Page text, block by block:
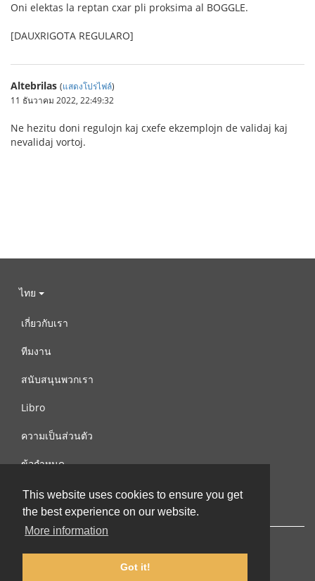
This website uses cookies to ensure you get
the best experience on our website.
More information
Got it!
Oni elektas la reptan cxar pli proksima al BOGGLE.
[DAUXRIGOTA REGULARO]
Altebrilas (แสดงโปรไฟล์)
11 ธันวาคม 2022, 22:49:32
Ne hezitu doni regulojn kaj cxefe ekzemplojn de validaj kaj
nevalidaj vortoj.
ไทย
เกี่ยวกับเรา
ทีมงาน
สนับสนุนพวกเรา
Libro
ความเป็นส่วนตัว
ข้อกำหนด
ติดต่อเรา